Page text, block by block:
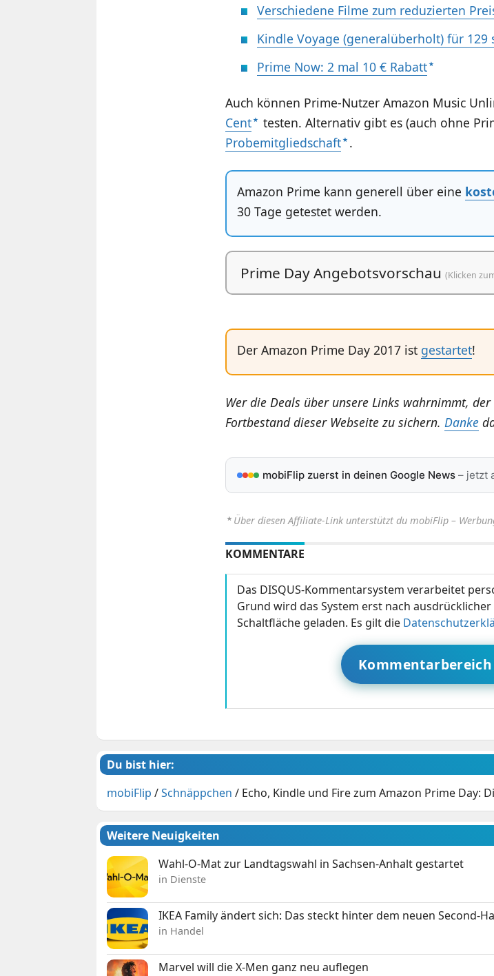
Verschiedene Filme zum reduzierten
Kindle Voyage (generalüberholt) für 129
Prime Now: 2 mal 10 € Rabatt
Auch können Prime-Nutzer Amazon Music
Cent
testen. Alternativ gibt es (auch ohne
Probemitgliedschaft .
Amazon Prime kann generell über eine
30 Tage getestet werden.
Prime Day Angebotsvorschau (Klicken
Der Amazon Prime Day 2017 ist gestartet!
Wer die Deals über unsere Links wahrnimmt,
Fortbestand dieser Webseite zu sichern. Danke
mobiFlip zuerst in deinen Google News– jetzt
⋆ Über diesen Affiliate-Link unterstützt du mobiFlip –
KOMMENTARE
Das DISQUS-Kommentarsystem verarbeitet
Grund wird das System erst nach
Schaltfläche geladen. Es gilt die
Du bist hier:
mobiFlip /Schnäppchen / Echo, Kindle und Fire zum Amazon Prime Day:
Weitere Neuigkeiten
Wahl-O-Mat zur Landtagswahl in Sachsen-Anhalt gestartet
in Dienste
IKEA Family ändert sich: Das steckt hinter dem neuen Second-
in Handel
Marvel will die X-Men ganz neu auflegen